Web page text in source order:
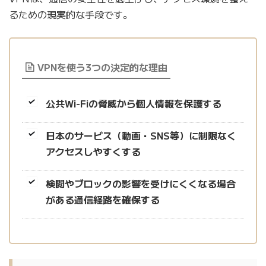
るための現実的な手段です。
VPNを使う3つの決定的な理由
公共Wi-Fiの脅威から個人情報を保護する
日本のサービス（動画・SNS等）に制限なく
アクセスしやすくする
検閲やブロックの影響を受けにくくなる場合
がある通信経路を確保する